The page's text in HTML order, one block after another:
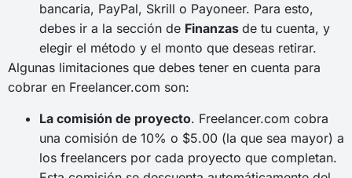
bancaria, PayPal, Skrill o Payoneer. Para esto,
debes ir a la sección de Finanzas de tu cuenta, y
elegir el método y el monto que deseas retirar.
Algunas limitaciones que debes tener en cuenta para
cobrar en Freelancer.com son:
La comisión de proyecto. Freelancer.com cobra
una comisión de 10% o $5.00 (la que sea mayor) a
los freelancers por cada proyecto que completan.